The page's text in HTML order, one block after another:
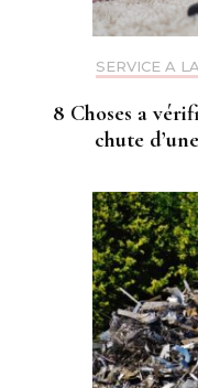
SERVICE A
8 Choses a
chute